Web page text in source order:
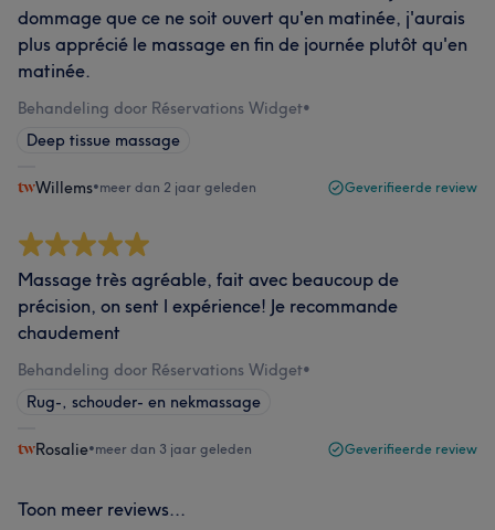
dommage que ce ne soit ouvert qu'en matinée, j'aurais
plus apprécié le massage en fin de journée plutôt qu'en
matinée.
Behandeling door Réservations Widget•
Deep tissue massage
Willems•meer dan 2 jaar geleden Geverifieerde review
Massage très agréable, fait avec beaucoup de
précision, on sent l expérience! Je recommande
chaudement
Behandeling door Réservations Widget•
Rug-, schouder- en nekmassage
Rosalie•meer dan 3 jaar geleden Geverifieerde review
Toon meer reviews...